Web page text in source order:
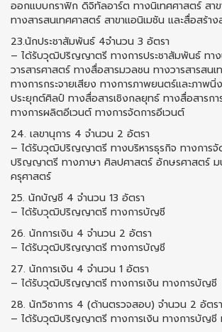
ออกแบบกราฟิก ดิจิทัลอาร์ต ทางนิเทศศาสตร์ สา
ทางสารสนเทศศาสตร์ สาขาแอนิเมชัน และสื่อสร้าง
23.นักประชาสัมพันธ์ 4จํานวน 3 อัตรา
– ได้รับวุฒิปริญญาตรี ทางการประชาสัมพันธ์ ทาง
วารสารศาสตร์ ทางสื่อสารมวลชน ทางวารสารสน
ทางการกระจายเสียง ทางการภาพยนตร์และภาพ
ประยุกต์ศิลป์ ทางสื่อสารเชิงกลยุทธ์ ทางสื่อสารก
ทางการผลิตอีเวนต์ ทางการจัดการอีเวนต์
24. เลขานุการ 4 จํานวน 2 อัตรา
– ได้รับวุฒิปริญญาตรี ทางบริหารธุรกิจ ทางการ
ปริญญาตรี ทางภาษา ศิลปศาสตร์ อักษรศาสตร์
ครุศาสตร์
25. นักบัญชี 4 จํานวน 13 อัตรา
– ได้รับวุฒิปริญญาตรี ทางการบัญชี
26. นักการเงิน 4 จํานวน 2 อัตรา
– ได้รับวุฒิปริญญาตรี ทางการบัญชี
27. นักการเงิน 4 จํานวน 1 อัตรา
– ได้รับวุฒิปริญญาตรี ทางการเงิน ทางการบัญชี
28. นักวิชาการ 4 (ด้านตรวจสอบ) จํานวน 2 อัตรา
– ได้รับวุฒิปริญญาตรี ทางการเงิน ทางการบัญชี